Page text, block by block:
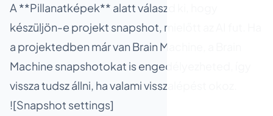
A **Pillanatképek** alatt válaszd ki, hogy
készüljön-e projekt snapshot, mielőtt az AI fut. Ha
a projektedben már van Brain Machine, a Brain
Machine snapshotokat is engedélyezheted, így
vissza tudsz állni, ha valami visszalépést okoz.
![Snapshot settings]